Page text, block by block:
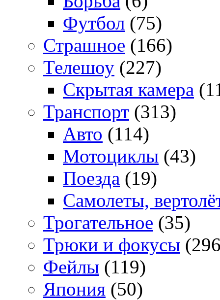
Футбол (75)
Страшное (166)
Телешоу (227)
Скрытая камера
Транспорт (313)
Авто (114)
Мотоциклы (43)
Поезда (19)
Самолеты,
Трогательное (35)
Трюки и фокусы
Фейлы (119)
Япония (50)